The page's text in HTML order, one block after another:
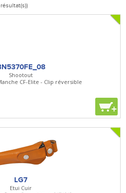
Shootout
CF-Elite - Clip réversible
+
LG7
Etui Cuir